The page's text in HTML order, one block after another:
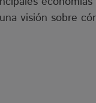
visión sobre